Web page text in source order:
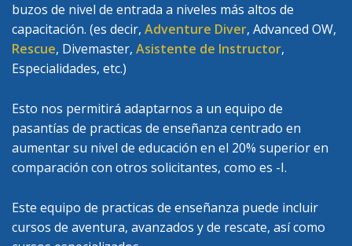
buzos de nivel de entrada a niveles más altos de
capacitación. (es decir, Adventure Diver, Advanced OW,
Rescue, Divemaster, Asistente de Instructor,
Especialidades, etc.)
Esto nos permitirá adaptarnos a un equipo de
pasantías de practicas de enseñanza centrado en
aumentar su nivel de educación en el 20% superior en
comparación con otros solicitantes, como es -I.
Este equipo de practicas de enseñanza puede incluir
cursos de aventura, avanzados y de rescate, así como